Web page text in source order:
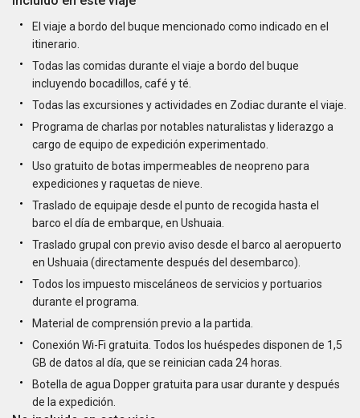
El viaje a bordo del buque mencionado como indicado en el
itinerario.
Todas las comidas durante el viaje a bordo del buque
incluyendo bocadillos, café y té.
Todas las excursiones y actividades en Zodiac durante el viaje.
Programa de charlas por notables naturalistas y liderazgo a
cargo de equipo de expedición experimentado.
Uso gratuito de botas impermeables de neopreno para
expediciones y raquetas de nieve.
Traslado de equipaje desde el punto de recogida hasta el
barco el día de embarque, en Ushuaia.
Traslado grupal con previo aviso desde el barco al aeropuerto
en Ushuaia (directamente después del desembarco).
Todos los impuesto misceláneos de servicios y portuarios
durante el programa.
Material de comprensión previo a la partida.
Conexión Wi-Fi gratuita. Todos los huéspedes disponen de 1,5
GB de datos al día, que se reinician cada 24 horas.
Botella de agua Dopper gratuita para usar durante y después
de la expedición.